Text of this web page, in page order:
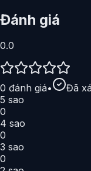
Đánh giá
0.0
0 đánh giá•
Đã
5 sao
0
4 sao
0
3 sao
0